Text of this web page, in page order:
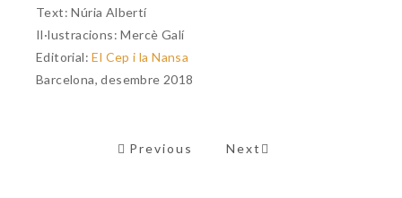
Text: Núria Albertí
Il·lustracions: Mercè Galí
Editorial:El Cep i la Nansa
Barcelona, desembre 2018
Previous Next